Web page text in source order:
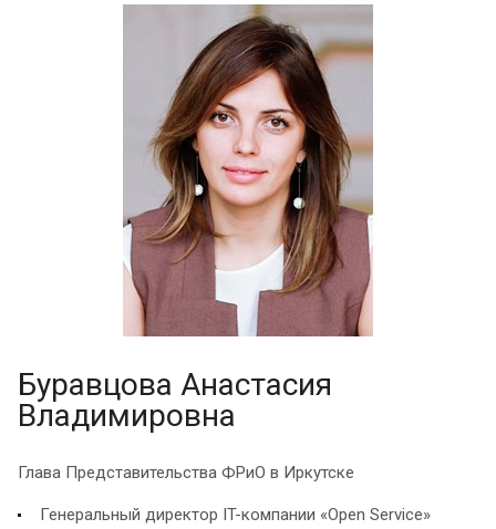
Буравцова Анастасия
Владимировна
Глава Представительства ФРиО в Иркутске
Генеральный директор IT-компании «Open Service»